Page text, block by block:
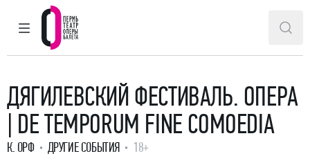
ГЛАВНОЕ МЕНЮ
Пермский театр оперы и балета
ДЯГИЛЕВСКИЙ ФЕСТИВАЛЬ. ОПЕРА
| DE TEMPORUM FINE COMOEDIA
К. ОРФ ДРУГИЕ СОБЫТИЯ 18+